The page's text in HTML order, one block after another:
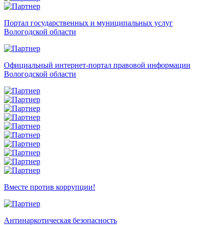
Портал государственных и муниципальных услуг
Вологодской области
Официальный интернет-портал правовой информации
Вологодской области
Вместе против коррупции!
Антинаркотическая безопасность